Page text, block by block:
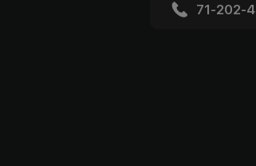
71-202-